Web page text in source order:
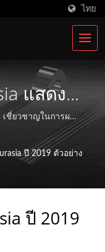
ไทย
แสดง
กรณ์ให้
9001 |
Co.,
เชี่ยวชาญในการผลิต
เวลากว่า 36 ปี มี
างบริษัท Soondar
ไปยัง 30 ประเทศ
ปี 2019 ตัวอย่าง
ปี 2019